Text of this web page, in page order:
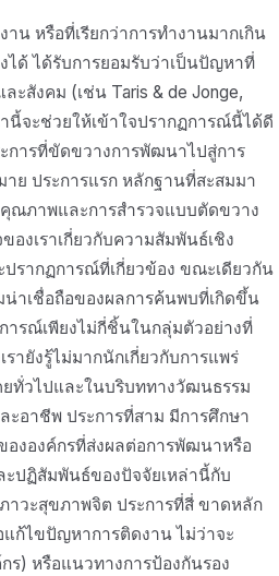
น หรือที่เรียกว่าการทำงานมากเกิน
ได้ ได้รับการยอมรับว่าเป็นปัญหาที่
ะสังคม (เช่น Taris & de Jonge,
จะช่วยให้เข้าใจปรากฏการณ์นี้ได้ดี
การที่ขัดขวางการพัฒนาไปสู่การ
าย ประการแรก หลักฐานที่สะสมมา
คุณภาพและการสำรวจแบบตัดขวาง
องเราเกี่ยวกับความสัมพันธ์เชิง
ปรากฏการณ์ที่เกี่ยวข้อง ขณะเดียวกัน
าเชื่อถือของผลการค้นพบที่เกิดขึ้น
ารณ์เพียงไม่กี่ชิ้นในกลุ่มตัวอย่างที่
ายังรู้ไม่มากนักเกี่ยวกับการแพร่
ทั่วไปและในบริบททางวัฒนธรรม
ะอาชีพ ประการที่สาม มีการศึกษา
ององค์กรที่ส่งผลต่อการพัฒนาหรือ
ปฏิสัมพันธ์ของปัจจัยเหล่านี้กับ
วะสุขภาพจิต ประการที่สี่ ขาดหลัก
แก้ไขปัญหาการติดงาน ไม่ว่าจะ
ร) หรือแนวทางการป้องกันรอง